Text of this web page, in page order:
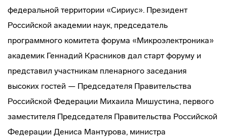
федеральной территории «Сириус». Президент
Российской академии наук, председатель
программного комитета форума «Микроэлектроника»
академик Геннадий Красников дал старт форуму и
представил участникам пленарного заседания
высоких гостей — Председателя Правительства
Российской Федерации Михаила Мишустина, первого
заместителя Председателя Правительства Российской
Федерации Дениса Мантурова, министра